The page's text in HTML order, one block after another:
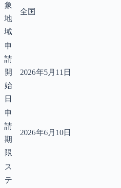
象
地
域
全国
申
請
開
始
日
2026年5月11日
申
請
期
限
2026年6月10日
ス
テ